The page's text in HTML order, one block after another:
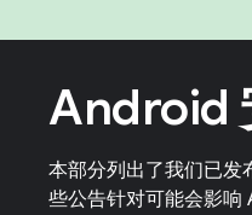
Android
本部分列出了我们已
些公告针对可能会影响